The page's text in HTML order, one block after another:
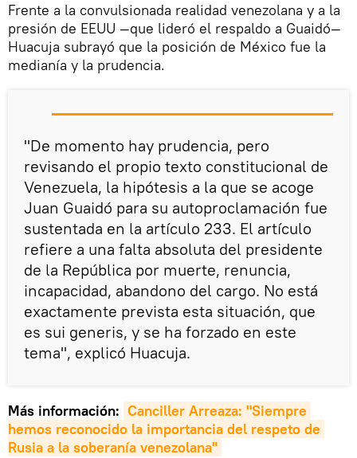
Frente a la convulsionada realidad venezolana y a la
presión de EEUU —que lideró el respaldo a Guaidó—
Huacuja subrayó que la posición de México fue la
medianía y la prudencia.
"De momento hay prudencia, pero
revisando el propio texto constitucional de
Venezuela, la hipótesis a la que se acoge
Juan Guaidó para su autoproclamación fue
sustentada en la artículo 233. El artículo
refiere a una falta absoluta del presidente
de la República por muerte, renuncia,
incapacidad, abandono del cargo. No está
exactamente prevista esta situación, que
es sui generis, y se ha forzado en este
tema", explicó Huacuja.
Más información: Canciller Arreaza: "Siempre
hemos reconocido la importancia del respeto de
Rusia a la soberanía venezolana"